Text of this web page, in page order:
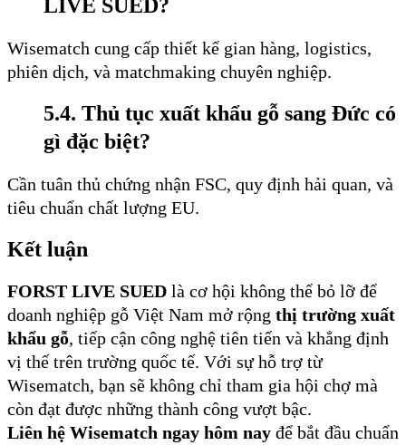
LIVE SUED?
Wisematch cung cấp thiết kế gian hàng, logistics,
phiên dịch, và matchmaking chuyên nghiệp.
5.4. Thủ tục xuất khẩu gỗ sang Đức có
gì đặc biệt?
Cần tuân thủ chứng nhận FSC, quy định hải quan, và
tiêu chuẩn chất lượng EU.
Kết luận
FORST LIVE SUED là cơ hội không thể bỏ lỡ để
doanh nghiệp gỗ Việt Nam mở rộng thị trường xuất
khẩu gỗ, tiếp cận công nghệ tiên tiến và khẳng định
vị thế trên trường quốc tế. Với sự hỗ trợ từ
Wisematch, bạn sẽ không chỉ tham gia hội chợ mà
còn đạt được những thành công vượt bậc.
Liên hệ Wisematch ngay hôm nay để bắt đầu chuẩn